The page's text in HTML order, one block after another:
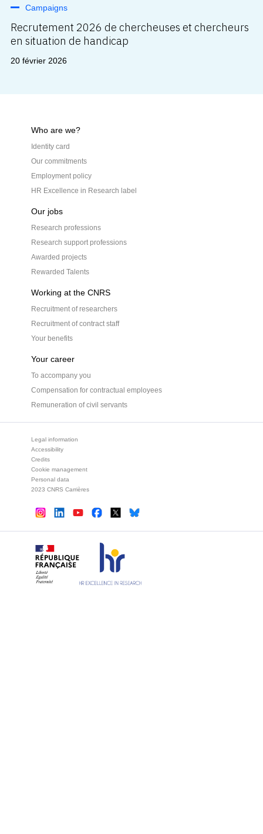
Campaigns
Recrutement 2026 de chercheuses et chercheurs
en situation de handicap
20 février 2026
Who are we?
Identity card
Our commitments
Employment policy
HR Excellence in Research label
Our jobs
Research professions
Research support professions
Awarded projects
Rewarded Talents
Working at the CNRS
Recruitment of researchers
Recruitment of contract staff
Your benefits
Your career
To accompany you
Compensation for contractual employees
Remuneration of civil servants
2023 CNRS Carrières
Legal information
Accessibility
Credits
Cookie management
Personal data